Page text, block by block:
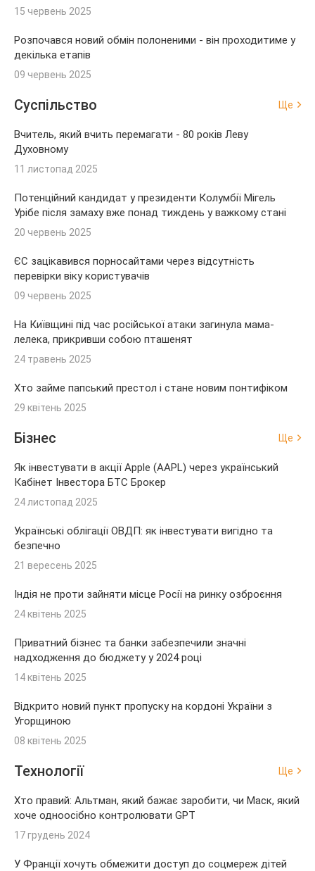
15 червень 2025
Розпочався новий обмін полоненими - він проходитиме у
декілька етапів
09 червень 2025
Суспільство Ще
Вчитель, який вчить перемагати - 80 років Леву
Духовному
11 листопад 2025
Потенційний кандидат у президенти Колумбії Мігель
Урібе після замаху вже понад тиждень у важкому стані
20 червень 2025
ЄС зацікавився порносайтами через відсутність
перевірки віку користувачів
09 червень 2025
На Київщині під час російської атаки загинула мама-
лелека, прикривши собою пташенят
24 травень 2025
Хто займе папський престол і стане новим понтифіком
29 квітень 2025
Бізнес Ще
Як інвестувати в акції Apple (AAPL) через український
Кабінет Інвестора БТС Брокер
24 листопад 2025
Українські облігації ОВДП: як інвестувати вигідно та
безпечно
21 вересень 2025
Індія не проти зайняти місце Росії на ринку озброєння
24 квітень 2025
Приватний бізнес та банки забезпечили значні
надходження до бюджету у 2024 році
14 квітень 2025
Відкрито новий пункт пропуску на кордоні України з
Угорщиною
08 квітень 2025
Технології Ще
Хто правий: Альтман, який бажає заробити, чи Маск, який
хоче одноосібно контролювати GPT
17 грудень 2024
У Франції хочуть обмежити доступ до соцмереж дітей